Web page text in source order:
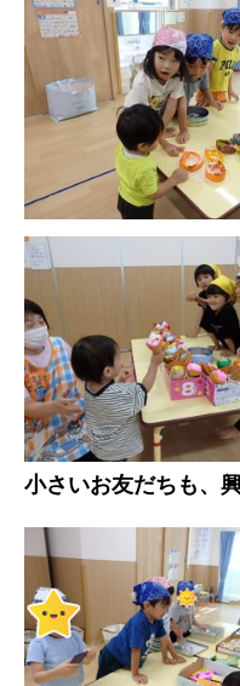
小さいお友だちも、